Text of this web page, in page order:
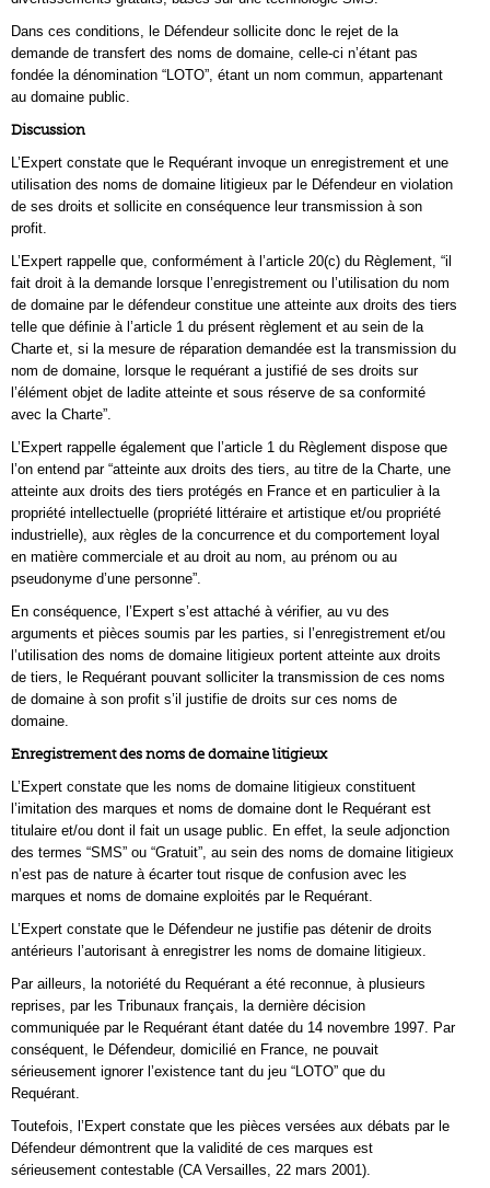
Dans ces conditions, le Défendeur sollicite donc le rejet de la
demande de transfert des noms de domaine, celle-ci n’étant pas
fondée la dénomination “LOTO”, étant un nom commun, appartenant
au domaine public.
Discussion
L’Expert constate que le Requérant invoque un enregistrement et une
utilisation des noms de domaine litigieux par le Défendeur en violation
de ses droits et sollicite en conséquence leur transmission à son
profit.
L’Expert rappelle que, conformément à l’article 20(c) du Règlement, “il
fait droit à la demande lorsque l’enregistrement ou l’utilisation du nom
de domaine par le défendeur constitue une atteinte aux droits des tiers
telle que définie à l’article 1 du présent règlement et au sein de la
Charte et, si la mesure de réparation demandée est la transmission du
nom de domaine, lorsque le requérant a justifié de ses droits sur
l’élément objet de ladite atteinte et sous réserve de sa conformité
avec la Charte”.
L’Expert rappelle également que l’article 1 du Règlement dispose que
l’on entend par “atteinte aux droits des tiers, au titre de la Charte, une
atteinte aux droits des tiers protégés en France et en particulier à la
propriété intellectuelle (propriété littéraire et artistique et/ou propriété
industrielle), aux règles de la concurrence et du comportement loyal
en matière commerciale et au droit au nom, au prénom ou au
pseudonyme d’une personne”.
En conséquence, l’Expert s’est attaché à vérifier, au vu des
arguments et pièces soumis par les parties, si l’enregistrement et/ou
l’utilisation des noms de domaine litigieux portent atteinte aux droits
de tiers, le Requérant pouvant solliciter la transmission de ces noms
de domaine à son profit s’il justifie de droits sur ces noms de
domaine.
Enregistrement des noms de domaine litigieux
L’Expert constate que les noms de domaine litigieux constituent
l’imitation des marques et noms de domaine dont le Requérant est
titulaire et/ou dont il fait un usage public. En effet, la seule adjonction
des termes “SMS” ou “Gratuit”, au sein des noms de domaine litigieux
n’est pas de nature à écarter tout risque de confusion avec les
marques et noms de domaine exploités par le Requérant.
L’Expert constate que le Défendeur ne justifie pas détenir de droits
antérieurs l’autorisant à enregistrer les noms de domaine litigieux.
Par ailleurs, la notoriété du Requérant a été reconnue, à plusieurs
reprises, par les Tribunaux français, la dernière décision
communiquée par le Requérant étant datée du 14 novembre 1997. Par
conséquent, le Défendeur, domicilié en France, ne pouvait
sérieusement ignorer l’existence tant du jeu “LOTO” que du
Requérant.
Toutefois, l’Expert constate que les pièces versées aux débats par le
Défendeur démontrent que la validité de ces marques est
sérieusement contestable (CA Versailles, 22 mars 2001).